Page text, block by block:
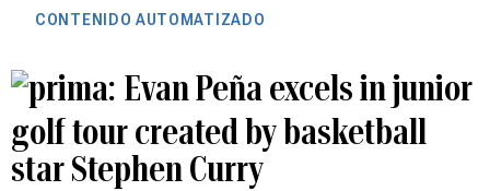
CONTENIDO AUTOMATIZADO
Evan Peña excels in junior
golf tour created by basketball
star Stephen Curry